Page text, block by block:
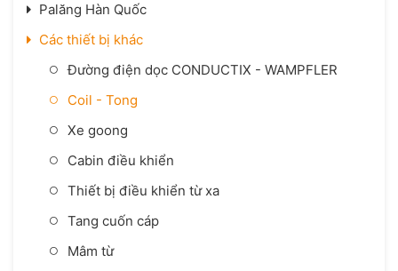
Palăng Hàn Quốc
Các thiết bị khác
Đường điện dọc CONDUCTIX - WAMPFLER
Coil - Tong
Xe goong
Cabin điều khiển
Thiết bị điều khiển từ xa
Tang cuốn cáp
Mâm từ